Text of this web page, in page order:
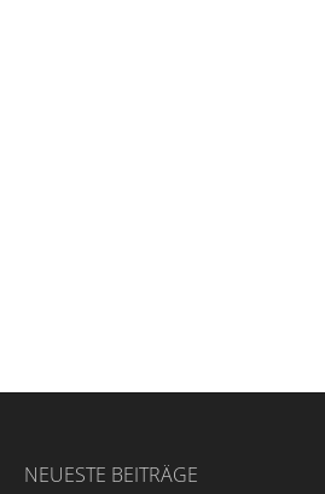
NEUESTE BEITRÄGE